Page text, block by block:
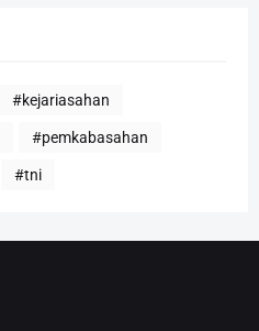
#kejariasahan
#pemkabasahan
#tni